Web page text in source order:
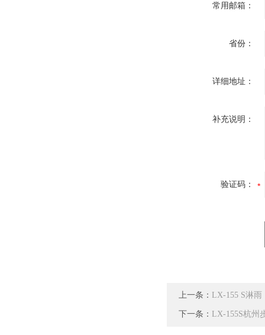
常用邮箱：
省份：
详细地址：
补充说明：
验证码：
上一条： LX-155 S淋
下一条： LX-155S杭州